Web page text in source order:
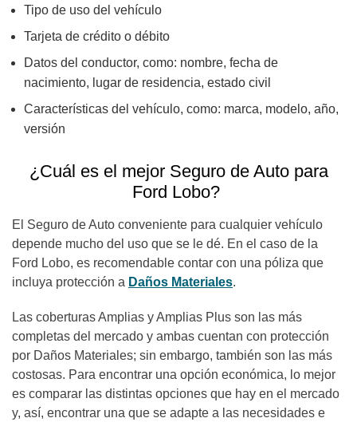
Tipo de uso del vehículo
Tarjeta de crédito o débito
Datos del conductor, como: nombre, fecha de
nacimiento, lugar de residencia, estado civil
Características del vehículo, como: marca, modelo, año,
versión
¿Cuál es el mejor Seguro de Auto para
Ford Lobo?
El Seguro de Auto conveniente para cualquier vehículo
depende mucho del uso que se le dé. En el caso de la
Ford Lobo, es recomendable contar con una póliza que
incluya protección a Daños Materiales.
Las coberturas Amplias y Amplias Plus son las más
completas del mercado y ambas cuentan con protección
por Daños Materiales; sin embargo, también son las más
costosas. Para encontrar una opción económica, lo mejor
es comparar las distintas opciones que hay en el mercado
y, así, encontrar una que se adapte a las necesidades e